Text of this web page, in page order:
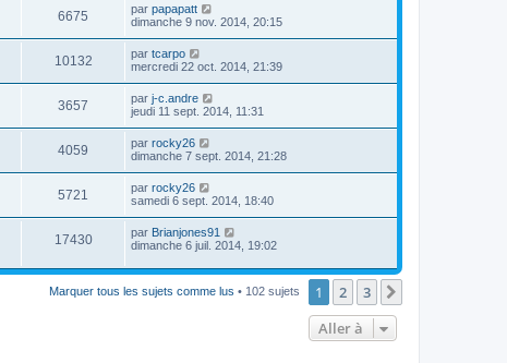
6675 par papapatt
dimanche 9 nov. 2014, 20:15
10132 par tcarpo
mercredi 22 oct. 2014, 21:39
3657 par j-c.andre
jeudi 11 sept. 2014, 11:31
4059 par rocky26
dimanche 7 sept. 2014, 21:28
5721 par rocky26
samedi 6 sept. 2014, 18:40
17430 par Brianjones91
dimanche 6 juil. 2014, 19:02
Marquer tous les sujets comme lus • 102 sujets 1 2 3
Aller à